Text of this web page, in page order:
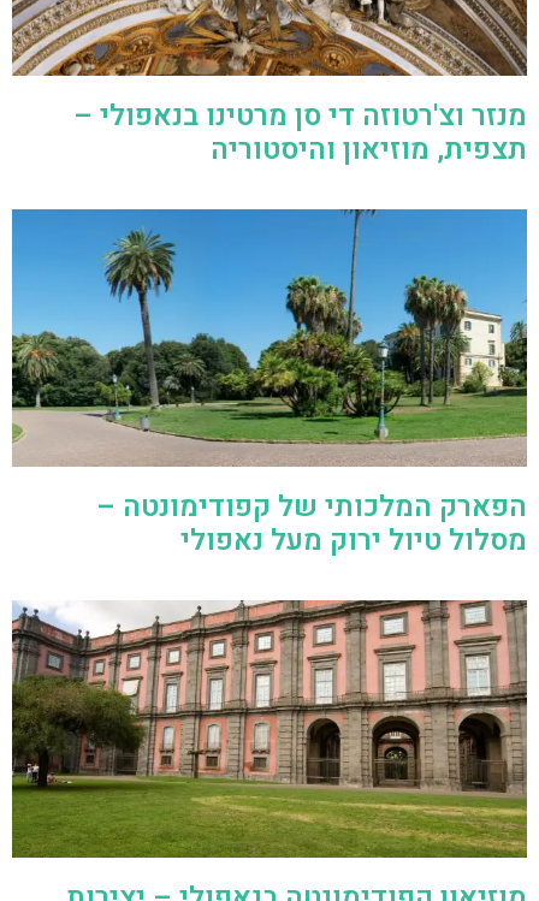
מנזר וצ'רטוזה די סן מרטינו בנאפולי –
תצפית, מוזיאון והיסטוריה
הפארק המלכותי של קפודימונטה –
מסלול טיול ירוק מעל נאפולי